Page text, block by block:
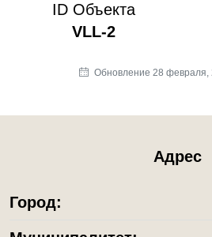
ID Объекта
VLL-2
Обновление 28 февраля,
Адрес
Город: